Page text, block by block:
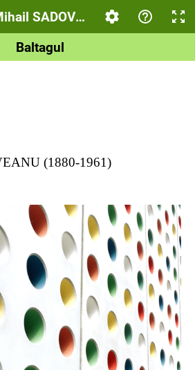
SADOVEANU
Baltagul
(1880-1961)